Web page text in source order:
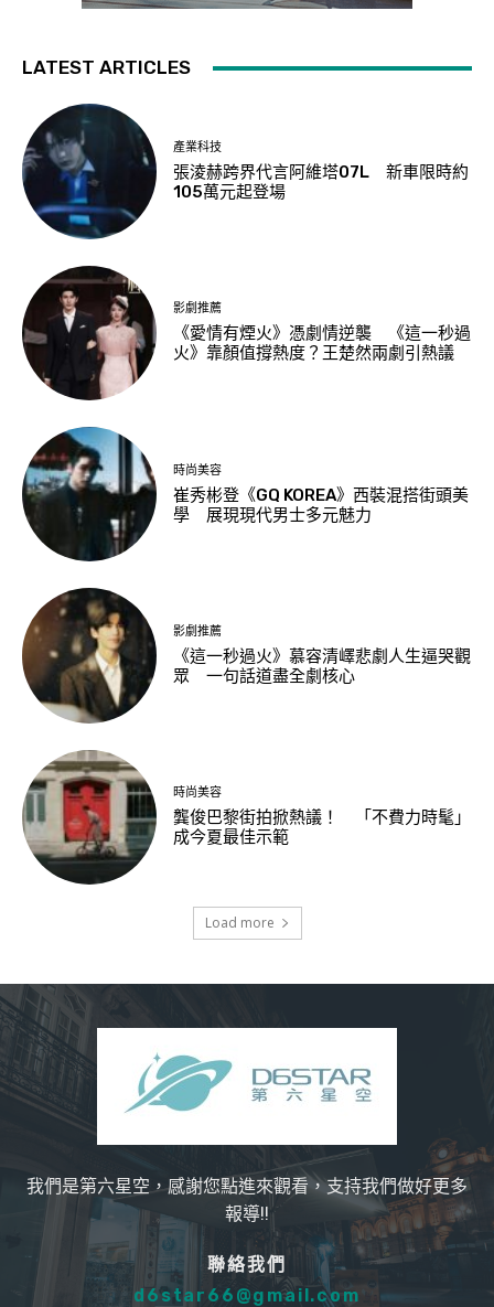
LATEST ARTICLES
產業科技
張淩赫跨界代言阿維塔07L 新車限時約
105萬元起登場
影劇推薦
《愛情有煙火》憑劇情逆襲 《這一秒過
火》靠顏值撐熱度？王楚然兩劇引熱議
時尚美容
崔秀彬登《GQ KOREA》西裝混搭街頭美
學 展現現代男士多元魅力
影劇推薦
《這一秒過火》慕容清嶧悲劇人生逼哭觀
眾 一句話道盡全劇核心
時尚美容
龔俊巴黎街拍掀熱議！ 「不費力時髦」
成今夏最佳示範
Load more
我們是第六星空，感謝您點進來觀看，支持我們做好更多
報導!!
聯絡我們
d6star66@gmail.com